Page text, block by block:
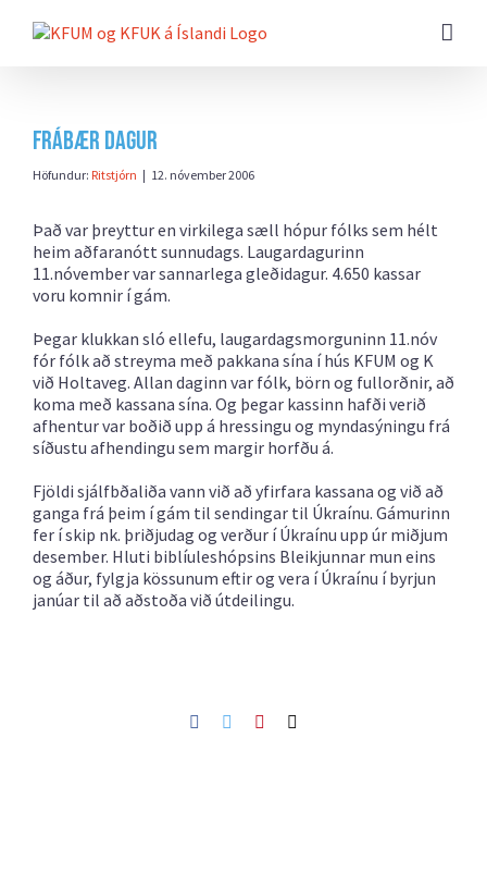
beint
Frábær dagur
Höfundur: Ritstjórn | 12. nóvember 2006
Það var þreyttur en virkilega sæll hópur fólks sem hélt
heim aðfaranótt sunnudags. Laugardagurinn
11.nóvember var sannarlega gleðidagur. 4.650 kassar
voru komnir í gám.
Þegar klukkan sló ellefu, laugardagsmorguninn 11.nóv
fór fólk að streyma með pakkana sína í hús KFUM og K
við Holtaveg. Allan daginn var fólk, börn og fullorðnir, að
koma með kassana sína. Og þegar kassinn hafði verið
afhentur var boðið upp á hressingu og myndasýningu frá
síðustu afhendingu sem margir horfðu á.
Fjöldi sjálfbðaliða vann við að yfirfara kassana og við að
ganga frá þeim í gám til sendingar til Úkraínu. Gámurinn
fer í skip nk. þriðjudag og verður í Úkraínu upp úr miðjum
desember. Hluti biblíuleshópsins Bleikjunnar mun eins
og áður, fylgja kössunum eftir og vera í Úkraínu í byrjun
janúar til að aðstoða við útdeilingu.
Facebook
TwitterPinterest